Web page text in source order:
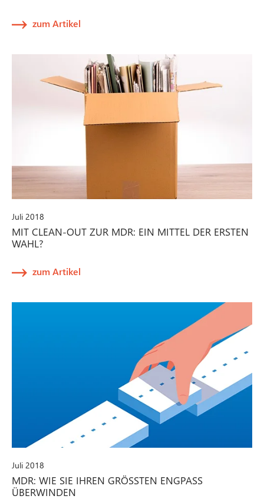
zum Artikel
Juli 2018
MIT CLEAN-OUT ZUR MDR: EIN MITTEL DER ERSTEN
WAHL?
zum Artikel
Juli 2018
MDR: WIE SIE IHREN GRÖSSTEN ENGPASS Ü
BERWINDEN